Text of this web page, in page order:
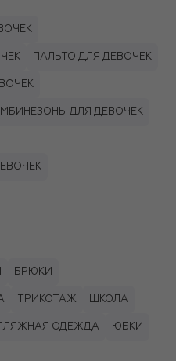
ПАЛЬТО ДЛЯ ДЕВОЧЕК
ДЛЯ ДЕВОЧЕК
БРЮКИ
ТРИКОТАЖ ШКОЛА
ПЛЯЖНАЯ ОДЕЖДА ЮБКИ